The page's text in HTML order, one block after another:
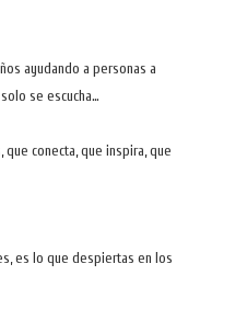
ayudando a personas a
se escucha…
que conecta, que inspira, que
es lo que despiertas en los